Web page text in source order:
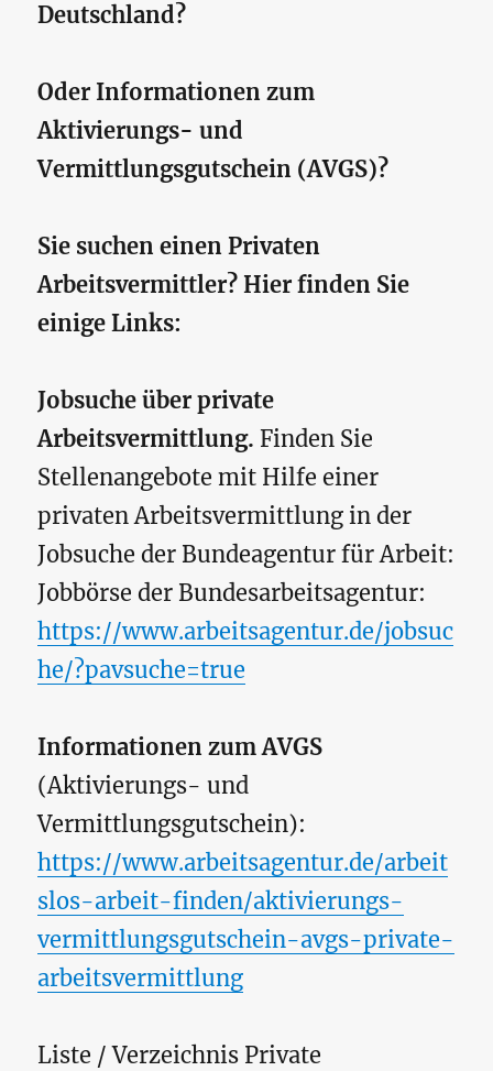
Deutschland?
Oder Informationen zum
Aktivierungs- und
Vermittlungsgutschein (AVGS)?
Sie suchen einen Privaten
Arbeitsvermittler? Hier finden Sie
einige Links:
Jobsuche über private
Arbeitsvermittlung. Finden Sie
Stellenangebote mit Hilfe einer
privaten Arbeitsvermittlung in der
Jobsuche der Bundeagentur für Arbeit:
Jobbörse der Bundesarbeitsagentur:
https://www.arbeitsagentur.de/jobsuc
he/?pavsuche=true
Informationen zum AVGS
(Aktivierungs- und
Vermittlungsgutschein):
https://www.arbeitsagentur.de/arbeit
slos-arbeit-finden/aktivierungs-
vermittlungsgutschein-avgs-private-
arbeitsvermittlung
Liste / Verzeichnis Private